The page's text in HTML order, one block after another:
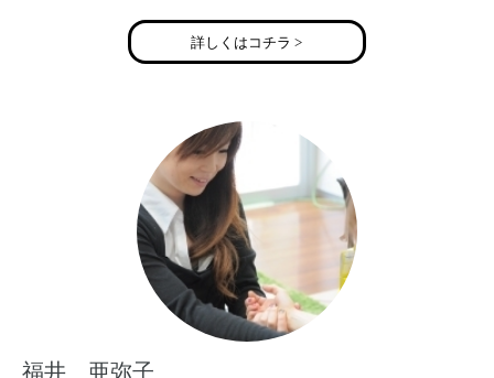
（経営者、保険会社関係、弁護士事務所、飲食店舗など）
女性はもちろんのこと男性の身だしなみのお手伝いとして
詳しくはコチラ >
福井 亜弥子